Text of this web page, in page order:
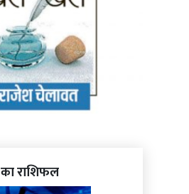
का राशिफल